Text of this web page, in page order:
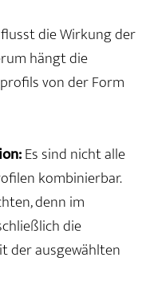
die Wirkung der
hängt die
von der Form
Es sind nicht alle
kombinierbar.
denn im
die
der ausgewählten